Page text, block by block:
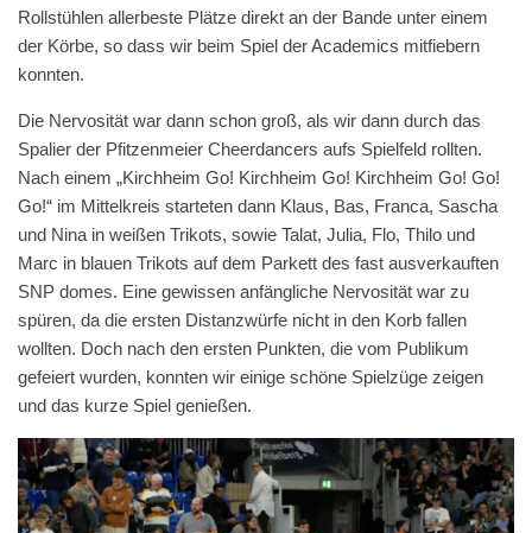
Rollstühlen allerbeste Plätze direkt an der Bande unter einem
der Körbe, so dass wir beim Spiel der Academics mitfiebern
konnten.
Die Nervosität war dann schon groß, als wir dann durch das
Spalier der Pfitzenmeier Cheerdancers aufs Spielfeld rollten.
Nach einem „Kirchheim Go! Kirchheim Go! Kirchheim Go! Go!
Go!“ im Mittelkreis starteten dann Klaus, Bas, Franca, Sascha
und Nina in weißen Trikots, sowie Talat, Julia, Flo, Thilo und
Marc in blauen Trikots auf dem Parkett des fast ausverkauften
SNP domes. Eine gewissen anfängliche Nervosität war zu
spüren, da die ersten Distanzwürfe nicht in den Korb fallen
wollten. Doch nach den ersten Punkten, die vom Publikum
gefeiert wurden, konnten wir einige schöne Spielzüge zeigen
und das kurze Spiel genießen.